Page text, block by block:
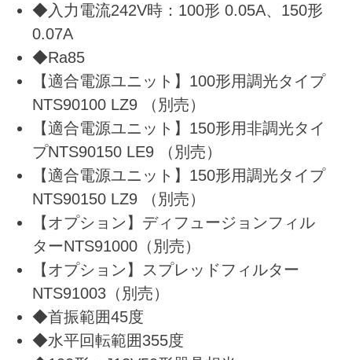
◆入力電流242V時：100形 0.05A、150形
0.07A
◆Ra85
【適合電源ユニット】100形用調光タイプ
NTS90100 LZ9 （別売）
【適合電源ユニット】150形用非調光タイ
プNTS90150 LE9 （別売）
【適合電源ユニット】150形用調光タイプ
NTS90150 LZ9 （別売）
【オプション】ディフュージョンフィル
ターNTS91000（別売）
【オプション】スプレッドフィルター
NTS91003（別売）
◆首振範囲45度
◆水平回転範囲355度